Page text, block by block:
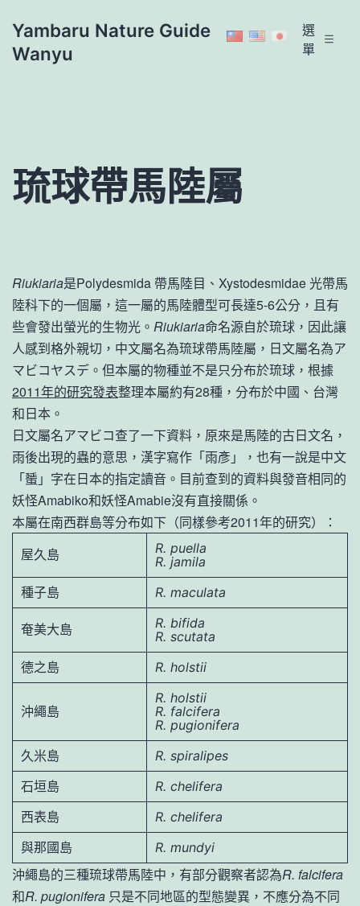
Yambaru Nature Guide
Wanyu
選
單
琉球帶馬陸屬
Riukiaria是Polydesmida 帶馬陸目、Xystodesmidae 光帶馬
陸科下的一個屬，這一屬的馬陸體型可長達5-6公分，且有
些會發出螢光的生物光。 Riukiaria命名源自於琉球，因此讓
人感到格外親切，中文屬名為琉球帶馬陸屬，日文屬名為ア
マビコヤスデ。但本屬的物種並不是只分布於琉球，根據
2011年的研究發表整理本屬約有28種，分布於中國、台灣
和日本。
日文屬名アマビコ查了一下資料，原來是馬陸的古日文名，
雨後出現的蟲的意思，漢字寫作「雨彥」，也有一說是中文
「蜑」字在日本的指定讀音。目前查到的資料與發音相同的
妖怪Amabiko和妖怪Amabie沒有直接關係。
本屬在南西群島等分布如下（同樣參考2011年的研究）：
屋久島
R. puella
R. jamila
種子島
R. maculata
奄美大島
R. bifida
R. scutata
德之島
R. holstii
沖繩島
R. holstii
R. falcifera
R. pugionifera
久米島
R. spiralipes
石垣島
R. chelifera
西表島
R. chelifera
與那國島
R. mundyi
沖繩島的三種琉球帶馬陸中，有部分觀察者認為R. falcifera
和R. pugionifera 只是不同地區的型態變異，不應分為不同